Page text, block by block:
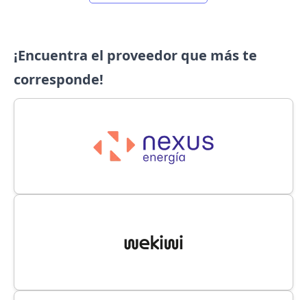
¡Encuentra el proveedor que más te
corresponde!